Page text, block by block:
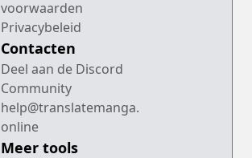
voorwaarden
Privacybeleid
Contacten
Deel aan de Discord
Community
help@translatemanga.
online
Meer tools